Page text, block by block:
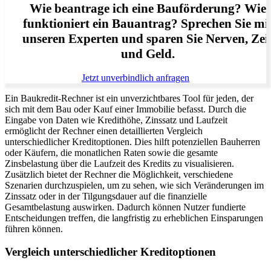
Wie beantrage ich eine Bauförderung? Wie
funktioniert ein Bauantrag? Sprechen Sie
unseren Experten und sparen Sie Nerven,
und Geld.
Jetzt unverbindlich anfragen
Ein Baukredit-Rechner ist ein unverzichtbares Tool für jeden, der
sich mit dem Bau oder Kauf einer Immobilie befasst. Durch die
Eingabe von Daten wie Kredithöhe, Zinssatz und Laufzeit
ermöglicht der Rechner einen detaillierten Vergleich
unterschiedlicher Kreditoptionen. Dies hilft potenziellen Bauherren
oder Käufern, die monatlichen Raten sowie die gesamte
Zinsbelastung über die Laufzeit des Kredits zu visualisieren.
Zusätzlich bietet der Rechner die Möglichkeit, verschiedene
Szenarien durchzuspielen, um zu sehen, wie sich Veränderungen im
Zinssatz oder in der Tilgungsdauer auf die finanzielle
Gesamtbelastung auswirken. Dadurch können Nutzer fundierte
Entscheidungen treffen, die langfristig zu erheblichen Einsparungen
führen können.
Vergleich unterschiedlicher Kreditoptionen